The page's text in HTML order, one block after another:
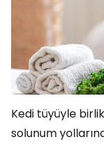
Kedi tüyüyle
solunum